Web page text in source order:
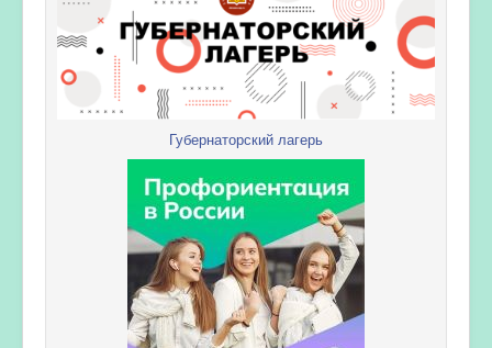
Губернаторский лагерь